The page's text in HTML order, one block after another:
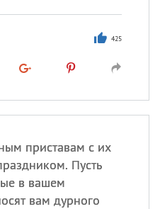
425
приставам с их
Пусть
в вашем
вам дурного